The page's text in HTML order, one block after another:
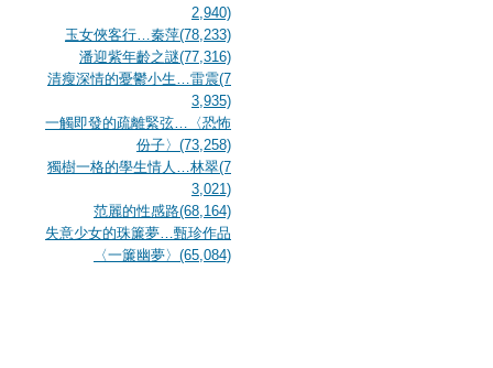
2,940)
玉女俠客行…秦萍(78,233)
潘迎紫年齡之謎(77,316)
清瘦深情的憂鬱小生…雷震(7
3,935)
一觸即發的疏離緊弦…〈恐怖
份子〉(73,258)
獨樹一格的學生情人…林翠(7
3,021)
范麗的性感路(68,164)
失意少女的珠簾夢…甄珍作品
〈一簾幽夢〉(65,084)